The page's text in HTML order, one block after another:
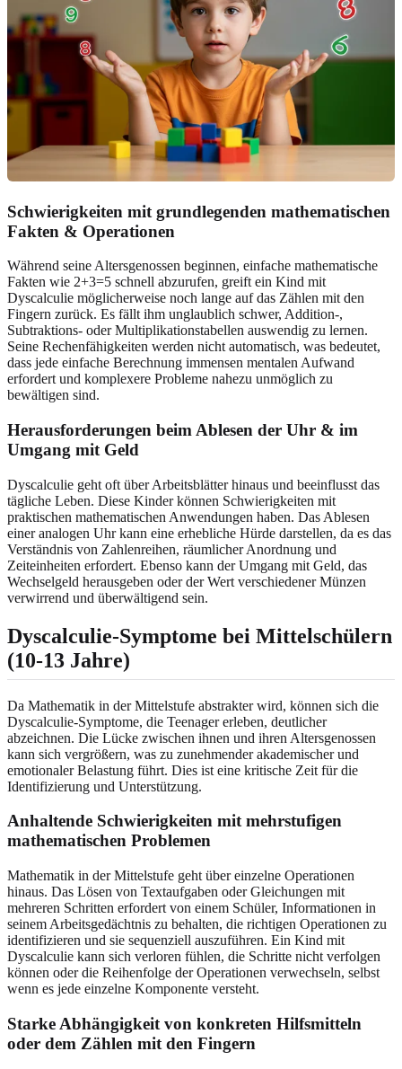
Schwierigkeiten mit grundlegenden mathematischen
Fakten & Operationen
Während seine Altersgenossen beginnen, einfache mathematische
Fakten wie 2+3=5 schnell abzurufen, greift ein Kind mit
Dyscalculie möglicherweise noch lange auf das Zählen mit den
Fingern zurück. Es fällt ihm unglaublich schwer, Addition-,
Subtraktions- oder Multiplikationstabellen auswendig zu lernen.
Seine Rechenfähigkeiten werden nicht automatisch, was bedeutet,
dass jede einfache Berechnung immensen mentalen Aufwand
erfordert und komplexere Probleme nahezu unmöglich zu
bewältigen sind.
Herausforderungen beim Ablesen der Uhr & im
Umgang mit Geld
Dyscalculie geht oft über Arbeitsblätter hinaus und beeinflusst das
tägliche Leben. Diese Kinder können Schwierigkeiten mit
praktischen mathematischen Anwendungen haben. Das Ablesen
einer analogen Uhr kann eine erhebliche Hürde darstellen, da es das
Verständnis von Zahlenreihen, räumlicher Anordnung und
Zeiteinheiten erfordert. Ebenso kann der Umgang mit Geld, das
Wechselgeld herausgeben oder der Wert verschiedener Münzen
verwirrend und überwältigend sein.
Dyscalculie-Symptome bei Mittelschülern
(10-13 Jahre)
Da Mathematik in der Mittelstufe abstrakter wird, können sich die
Dyscalculie-Symptome, die Teenager erleben, deutlicher
abzeichnen. Die Lücke zwischen ihnen und ihren Altersgenossen
kann sich vergrößern, was zu zunehmender akademischer und
emotionaler Belastung führt. Dies ist eine kritische Zeit für die
Identifizierung und Unterstützung.
Anhaltende Schwierigkeiten mit mehrstufigen
mathematischen Problemen
Mathematik in der Mittelstufe geht über einzelne Operationen
hinaus. Das Lösen von Textaufgaben oder Gleichungen mit
mehreren Schritten erfordert von einem Schüler, Informationen in
seinem Arbeitsgedächtnis zu behalten, die richtigen Operationen zu
identifizieren und sie sequenziell auszuführen. Ein Kind mit
Dyscalculie kann sich verloren fühlen, die Schritte nicht verfolgen
können oder die Reihenfolge der Operationen verwechseln, selbst
wenn es jede einzelne Komponente versteht.
Starke Abhängigkeit von konkreten Hilfsmitteln
oder dem Zählen mit den Fingern